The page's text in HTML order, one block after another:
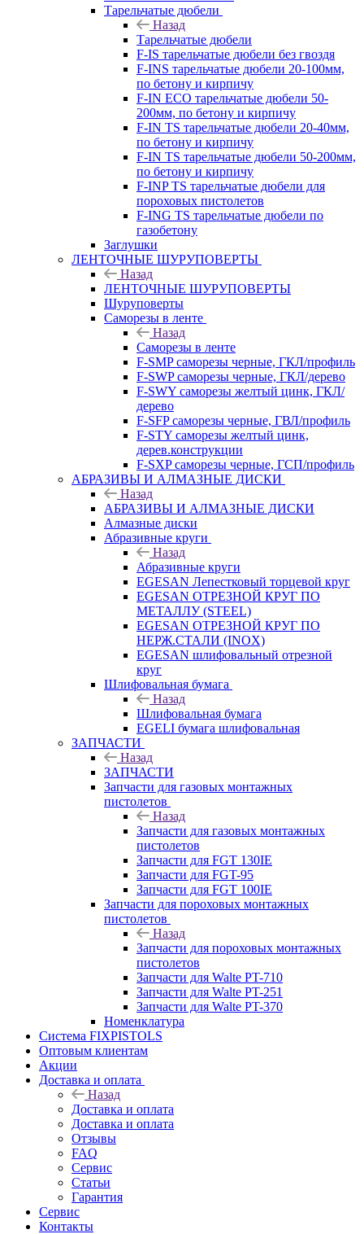
Тарельчатые дюбели
Назад
Тарельчатые дюбели
F-IS тарельчатые дюбели без гвоздя
F-INS тарельчатые дюбели 20-100мм,
по бетону и кирпичу
F-IN ECO тарельчатые дюбели 50-
200мм, по бетону и кирпичу
F-IN TS тарельчатые дюбели 20-40мм,
по бетону и кирпичу
F-IN TS тарельчатые дюбели 50-200мм,
по бетону и кирпичу
F-INP TS тарельчатые дюбели для
пороховых пистолетов
F-ING TS тарельчатые дюбели по
газобетону
Заглушки
ЛЕНТОЧНЫЕ ШУРУПОВЕРТЫ
Назад
ЛЕНТОЧНЫЕ ШУРУПОВЕРТЫ
Шуруповерты
Саморезы в ленте
Назад
Саморезы в ленте
F-SMP саморезы черные, ГКЛ/профиль
F-SWP саморезы черные, ГКЛ/дерево
F-SWY саморезы желтый цинк, ГКЛ/
дерево
F-SFP саморезы черные, ГВЛ/профиль
F-STY саморезы желтый цинк,
дерев.конструкции
F-SXP саморезы черные, ГСП/профиль
АБРАЗИВЫ И АЛМАЗНЫЕ ДИСКИ
Назад
АБРАЗИВЫ И АЛМАЗНЫЕ ДИСКИ
Алмазные диски
Абразивные круги
Назад
Абразивные круги
EGESAN Лепестковый торцевой круг
EGESAN ОТРЕЗНОЙ КРУГ ПО
МЕТАЛЛУ (STEEL)
EGESAN ОТРЕЗНОЙ КРУГ ПО
НЕРЖ.СТАЛИ (INOX)
EGESAN шлифовальный отрезной
круг
Шлифовальная бумага
Назад
Шлифовальная бумага
EGELI бумага шлифовальная
ЗАПЧАСТИ
Назад
ЗАПЧАСТИ
Запчасти для газовых монтажных
пистолетов
Назад
Запчасти для газовых монтажных
пистолетов
Запчасти для FGT 130IE
Запчасти для FGT-95
Запчасти для FGT 100IE
Запчасти для пороховых монтажных
пистолетов
Назад
Запчасти для пороховых монтажных
пистолетов
Запчасти для Walte PT-710
Запчасти для Walte PT-251
Запчасти для Walte PT-370
Номенклатура
Система FIXPISTOLS
Оптовым клиентам
Акции
Доставка и оплата
Назад
Доставка и оплата
Доставка и оплата
Отзывы
FAQ
Сервис
Статьи
Гарантия
Сервис
Контакты